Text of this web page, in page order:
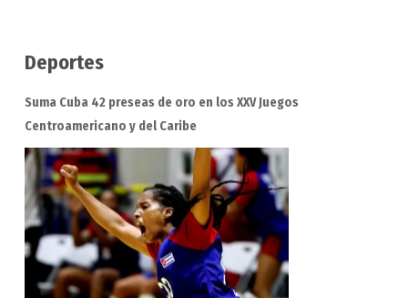
Deportes
Suma Cuba 42 preseas de oro en los XXV Juegos
Centroamericano y del Caribe